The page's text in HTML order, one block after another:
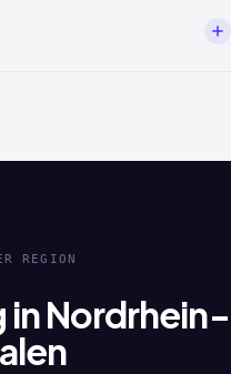
2 Stunden auf Ihre Anfrage
REGION
Nordrhein-